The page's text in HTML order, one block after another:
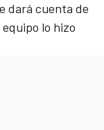
dará cuenta de
lo hizo